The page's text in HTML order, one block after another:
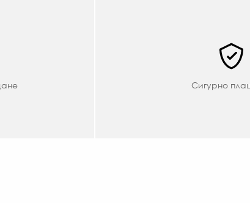
Сигурно